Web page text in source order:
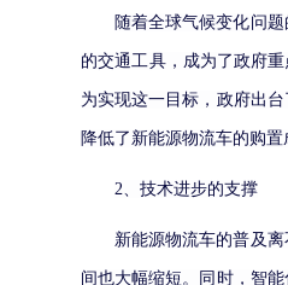
随着全球气候变化问
的交通工具，成为了政府
为实现这一目标，政府出
降低了新能源物流车的购置
2、技术进步的支撑
新能源物流车的普及
间也大幅缩短。同时，智